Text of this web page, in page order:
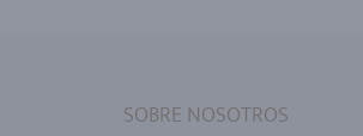
SOBRE NOSOTROS